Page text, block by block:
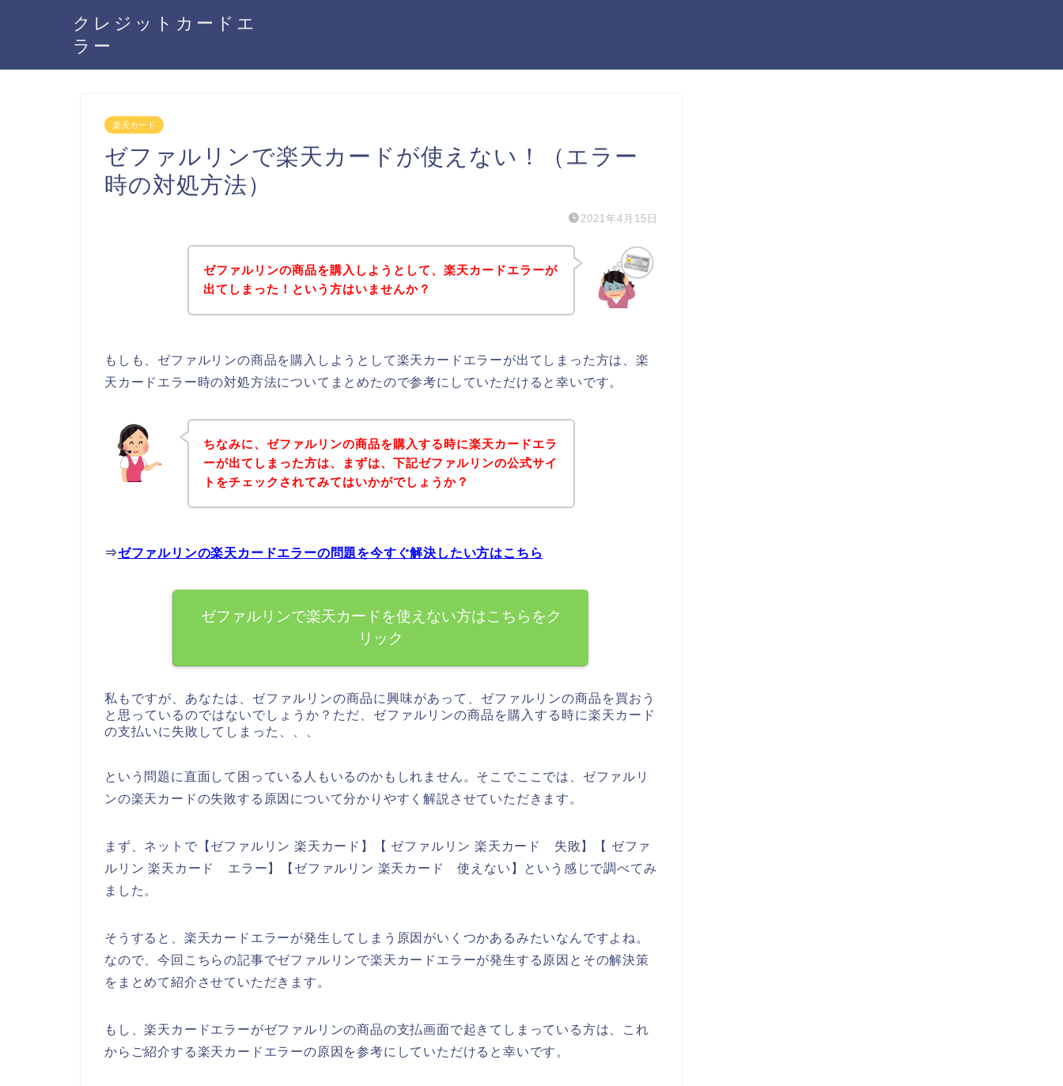
クレジットカードエ
ラー
楽天カード
ゼファルリンで楽天カードが使えない！（エラー
時の対処方法）
2021年4月15日
ゼファルリンの商品を購入しようとして、楽天カードエラーが
出てしまった！という方はいませんか？
もしも、ゼファルリンの商品を購入しようとして楽天カードエラーが出てしまった方は、楽
天カードエラー時の対処方法についてまとめたので参考にしていただけると幸いです。
ちなみに、ゼファルリンの商品を購入する時に楽天カードエラ
ーが出てしまった方は、まずは、下記ゼファルリンの公式サイ
トをチェックされてみてはいかがでしょうか？
⇒ゼファルリンの楽天カードエラーの問題を今すぐ解決したい方はこちら
ゼファルリンで楽天カードを使えない方はこちらをク
リック
私もですが、あなたは、ゼファルリンの商品に興味があって、ゼファルリンの商品を買おう
と思っているのではないでしょうか？ただ、ゼファルリンの商品を購入する時に楽天カード
の支払いに失敗してしまった、、、
という問題に直面して困っている人もいるのかもしれません。そこでここでは、ゼファルリ
ンの楽天カードの失敗する原因について分かりやすく解説させていただきます。
まず、ネットで【ゼファルリン 楽天カード】【 ゼファルリン 楽天カード 失敗】【 ゼファ
ルリン 楽天カード エラー】【ゼファルリン 楽天カード 使えない】という感じで調べてみ
ました。
そうすると、楽天カードエラーが発生してしまう原因がいくつかあるみたいなんですよね。
なので、今回こちらの記事でゼファルリンで楽天カードエラーが発生する原因とその解決策
をまとめて紹介させていただきます。
もし、楽天カードエラーがゼファルリンの商品の支払画面で起きてしまっている方は、これ
からご紹介する楽天カードエラーの原因を参考にしていただけると幸いです。